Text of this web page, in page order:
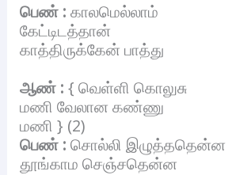
பெண் : காலமெல்லாம்
கேட்டிடத்தான்
காத்திருக்கேன் பாத்து
ஆண் : { வெள்ளி கொலுசு
மணி வேலான கண்ணு
மணி } (2)
பெண் : சொல்லி இழுத்ததென்ன
தூங்காம செஞ்சதென்ன